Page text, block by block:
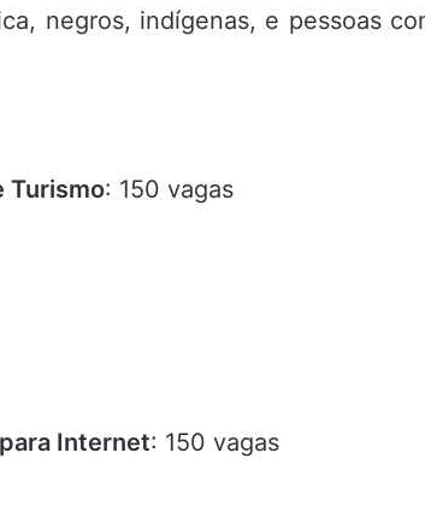
negros, indígenas, e pessoas
Turismo: 150 vagas
Internet: 150 vagas